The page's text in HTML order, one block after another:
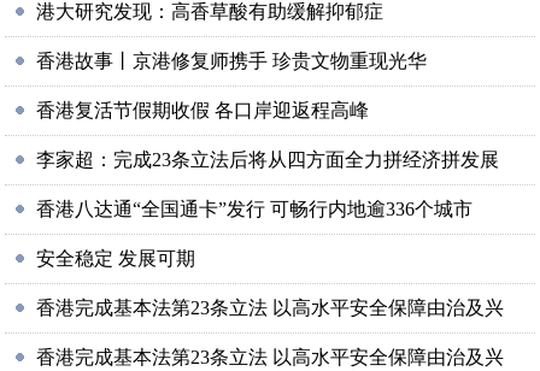
港大研究发现：高香草酸有助缓解抑郁症
香港故事丨京港修复师携手 珍贵文物重现光华
香港复活节假期收假 各口岸迎返程高峰
李家超：完成23条立法后将从四方面全力拼经济拼发展
香港八达通“全国通卡”发行 可畅行内地逾336个城市
安全稳定 发展可期
香港完成基本法第23条立法 以高水平安全保障由治及兴
香港完成基本法第23条立法 以高水平安全保障由治及兴